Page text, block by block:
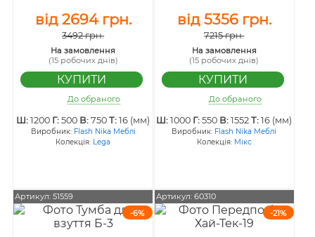
від 2694 грн.
3492 грн.
На замовлення
(15 робочих днів)
До обраного
Ш:1200 Г:500 В:750 Т:16 (мм)
Виробник: Flash Nika Меблі
Колекція: Lega
від 5356 грн.
7215 грн.
На замовлення
(15 робочих днів)
До обраного
Ш:1000 Г:550 В:1552 Т:16 (мм)
Виробник: Flash Nika Меблі
Колекція: Мікс
Артикул: 51559
-6%
Артикул: 60310
-21%